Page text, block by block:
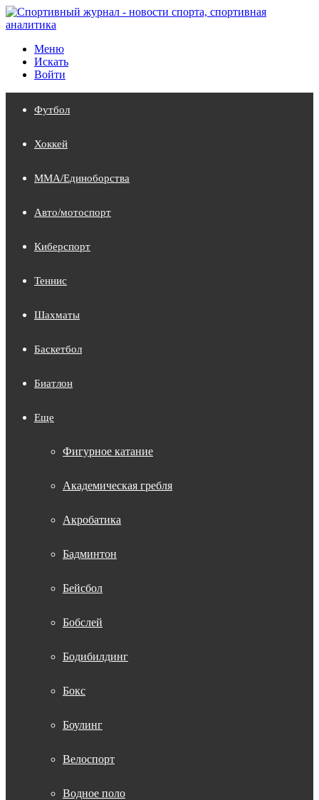
Меню
Искать
Войти
Футбол
Хоккей
MMA/Единоборства
Авто/мотоспорт
Киберспорт
Теннис
Шахматы
Баскетбол
Биатлон
Еще
Фигурное катание
Академическая гребля
Акробатика
Бадминтон
Бейсбол
Бобслей
Бодибилдинг
Бокс
Боулинг
Велоспорт
Водное поло